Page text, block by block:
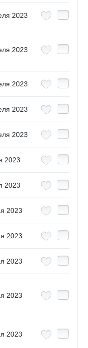
2023
2023
2023
2023
2023
2023
2023
2023
2023
2023
2023
2023